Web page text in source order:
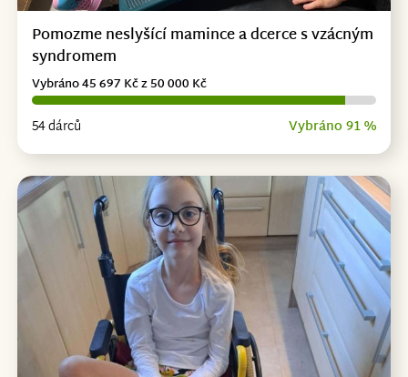
Pomozme neslyšící mamince a dcerce s vzácným
syndromem
54 dárců Vybráno 91 %
Vybráno 45 697 Kč z 50 000 Kč